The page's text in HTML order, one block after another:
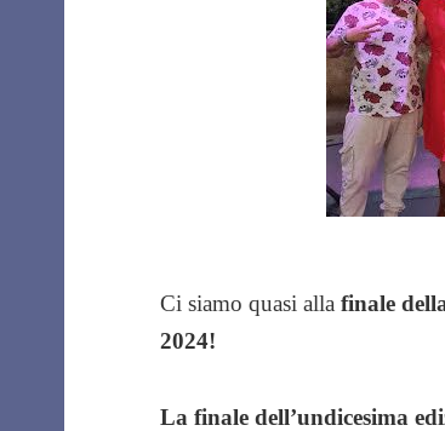
Ci siamo quasi allafinale
2024!
La finale dell’undicesima